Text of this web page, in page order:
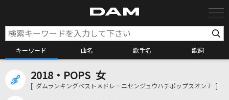
キーワード 曲名 歌手名 歌詞
カラオケ検索
2018・POPS 女
[ ダムランキングベストメドレーニセンジュウハチポップスオンナ ]